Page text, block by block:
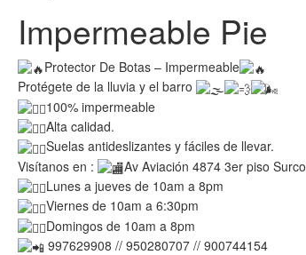
Impermeable Pie
Protector De Botas – Impermeable
Protégete de la lluvia y el barro
100% impermeable
Alta calidad.
Suelas antideslizantes y fáciles de llevar.
Visítanos en :
Av Aviación 4874 3er piso Surco
Lunes a jueves de 10am a 8pm
Viernes de 10am a 6:30pm
Domingos de 10am a 8pm
997629908 // 950280707 // 900744154